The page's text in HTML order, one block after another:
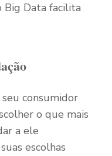
Big Data facilita
consumidor
o que mais
a ele
escolhas